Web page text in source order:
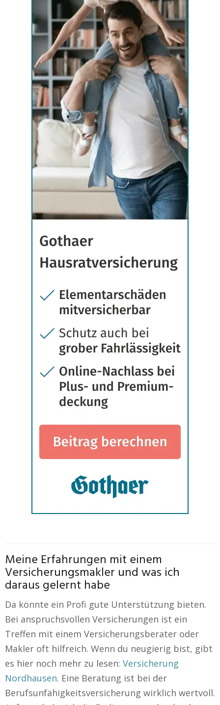
Meine Erfahrungen mit einem
Versicherungsmakler und was ich
daraus gelernt habe
Da könnte ein Profi gute Unterstützung bieten.
Bei anspruchsvollen Versicherungen ist ein
Treffen mit einem Versicherungsberater oder
Makler oft hilfreich. Wenn du neugierig bist, gibt
es hier noch mehr zu lesen: Versicherung
Nordhausen. Eine Beratung ist bei der
Berufsunfähigkeitsversicherung wirklich wertvoll.